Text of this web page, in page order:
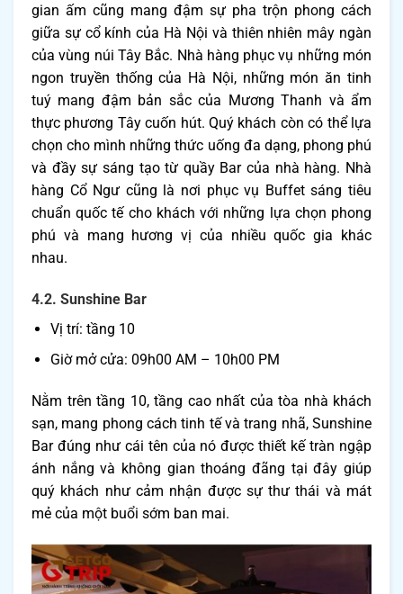
gian ấm cũng mang đậm sự pha trộn phong cách
giữa sự cổ kính của Hà Nội và thiên nhiên mây ngàn
của vùng núi Tây Bắc. Nhà hàng phục vụ những món
ngon truyền thống của Hà Nội, những món ăn tinh
tuý mang đậm bản sắc của Mương Thanh và ẩm
thực phương Tây cuốn hút. Quý khách còn có thể lựa
chọn cho mình những thức uống đa dạng, phong phú
và đầy sự sáng tạo từ quầy Bar của nhà hàng. Nhà
hàng Cổ Ngư cũng là nơi phục vụ Buffet sáng tiêu
chuẩn quốc tế cho khách với những lựa chọn phong
phú và mang hương vị của nhiều quốc gia khác
nhau.
4.2. Sunshine Bar
Vị trí: tầng 10
Giờ mở cửa: 09h00 AM – 10h00 PM
Nằm trên tầng 10, tầng cao nhất của tòa nhà khách
sạn, mang phong cách tinh tế và trang nhã, Sunshine
Bar đúng như cái tên của nó được thiết kế tràn ngập
ánh nắng và không gian thoáng đãng tại đây giúp
quý khách như cảm nhận được sự thư thái và mát
mẻ của một buổi sớm ban mai.